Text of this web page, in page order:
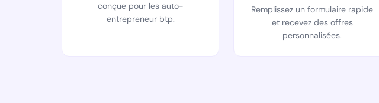
conçue pour les auto-
entrepreneur btp.
Remplissez un formulaire rapide
et recevez des offres
personnalisées.